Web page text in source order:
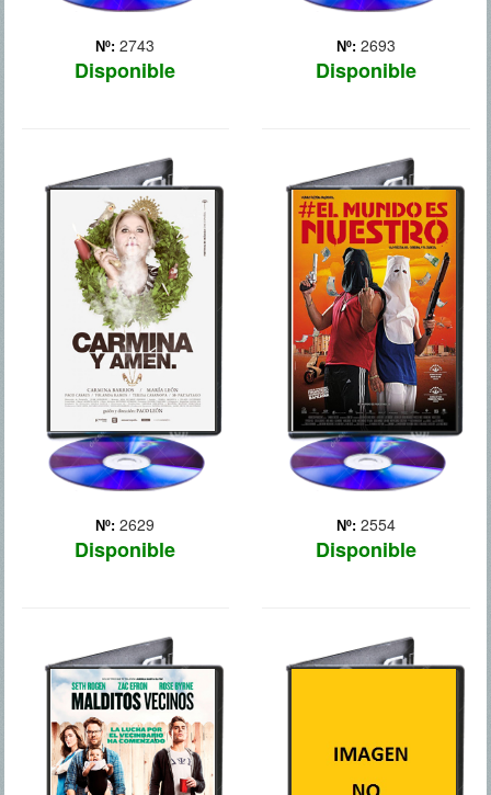
Nº: 2743
Disponible
Nº: 2693
Disponible
Nº: 2629
Disponible
CARMINA Y
AMEN
Tras la súbita muerte de su
marido, Carmina convence
a su hija María de no dar
parte de la defunción hasta
pasados dos días y así
poder cobrar la paga extra
que él tenía pendiente.
Durante e... Más
Nº: 2554
Disponible
EL MUNDO ES
NUESTRO
El ?Cabesa? y el ?
Culebra?, siguiendo los
pasos del Dioni, deciden
dar un gran golpe: atracar
una sucursal bancaria y
huir a Brasil. Lo que
parecía que iba a ser un
trabajo sencillo, se comp...
Más
MALDITOS
VECINOS
Aparentemente, Mac
Radner (Seth Rogen) y su
esposa Kelly (Rose Byrne)
han hecho realidad el
Ruth (Inma Cuesta), una
joven investigadora en una
sucesivas bodas de sus ex,